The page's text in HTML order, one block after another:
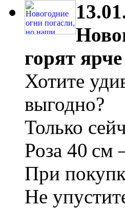
горят
Хотите
выгодно?
Только
Роза 40 см
При
Не